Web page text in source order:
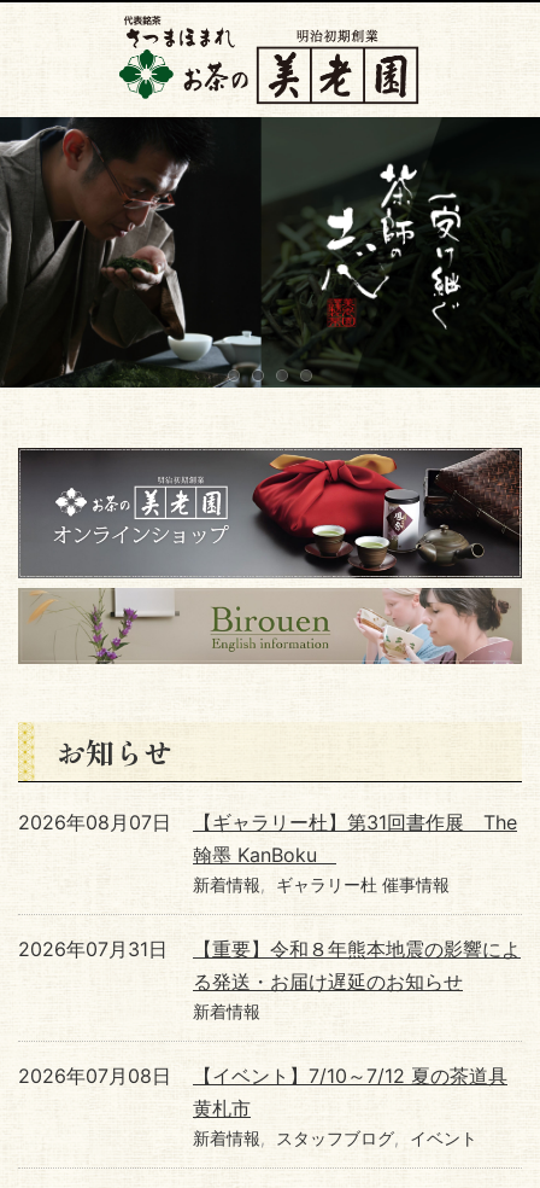
お知らせ
【ギャラリー杜】第31回書作展 The
翰墨 KanBoku
2026年08月07日
新着情報 ギャラリー杜 催事情報
【重要】令和８年熊本地震の影響によ
る発送・お届け遅延のお知らせ
2026年07月31日
新着情報
【イベント】7/10～7/12 夏の茶道具
黄札市
2026年07月08日
新着情報 スタッフブログ イベント